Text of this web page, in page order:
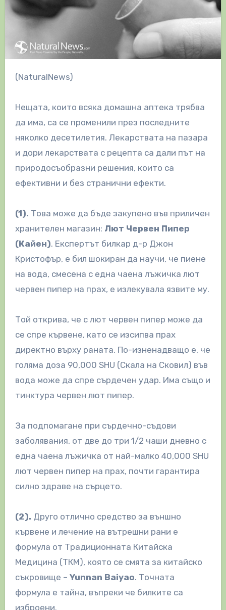
(NaturalNews)
Нещата, които всяка домашна аптека трябва
да има, са се променили през последните
няколко десетилетия. Лекарствата на пазара
и дори лекарствата с рецепта са дали път на
природосъобразни решения, които са
ефективни и без странични ефекти.
(1). Това може да бъде закупено във приличен
хранителен магазин: Лют Червен Пипер
(Кайен). Експертът билкар д-р Джон
Кристофър, е бил шокиран да научи, че пиене
на вода, смесена с една чаена лъжичка лют
червен пипер на прах, е излекувала язвите му.
Той открива, че с лют червен пипер може да
се спре кървене, като се изсипва прах
директно върху раната. По-изненадващо е, че
голяма доза 90,000 SHU (Скала на Сковил) във
вода може да спре сърдечен удар. Има също и
тинктура червен лют пипер.
За подпомагане при сърдечно-съдови
заболявания, от две до три 1/2 чаши дневно с
една чаена лъжичка от най-малко 40,000 SHU
лют червен пипер на прах, почти гарантира
силно здраве на сърцето.
(2). Друго отлично средство за външно
кървене и лечение на вътрешни рани е
формула от Традиционната Китайска
Медицина (TКM), която се смята за китайско
съкровище – Yunnan Baiyao. Точната
формула е тайна, въпреки че билките са
изброени.